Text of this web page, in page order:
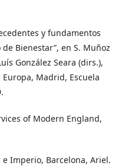
y fundamentos
Bienestar”, en S. Muñoz
González Seara (dirs.),
Madrid, Escuela
of Modern England,
e Imperio, Barcelona, Ariel.